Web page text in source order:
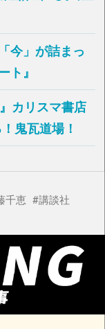
今」が詰まっ
ト』
カリスマ書店
鬼瓦道場！
千恵 講談社